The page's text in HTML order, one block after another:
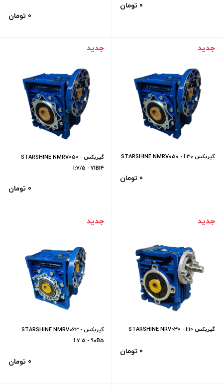
0 تومان
0 تومان
جدید
گیربکس STARSHINE NMRV050 - I:30
0 تومان
جدید
گیربکس STARSHINE NMRV050 -
I:7/5 - 71B14
0 تومان
جدید
گیربکس STARSHINE NRV030 - I:10
0 تومان
جدید
گیربکس STARSHINE NMRV063 -
I:7.5 - 90B5
0 تومان